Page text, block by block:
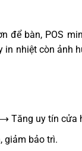
để bàn, POS
nhiệt còn ảnh
Tăng uy tín cửa
giảm bảo trì.